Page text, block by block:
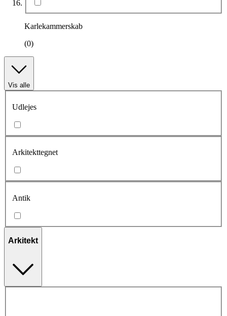
Karlekammerskab
(0)
Vis alle
Udlejes
Arkitekttegnet
Antik
Arkitekt